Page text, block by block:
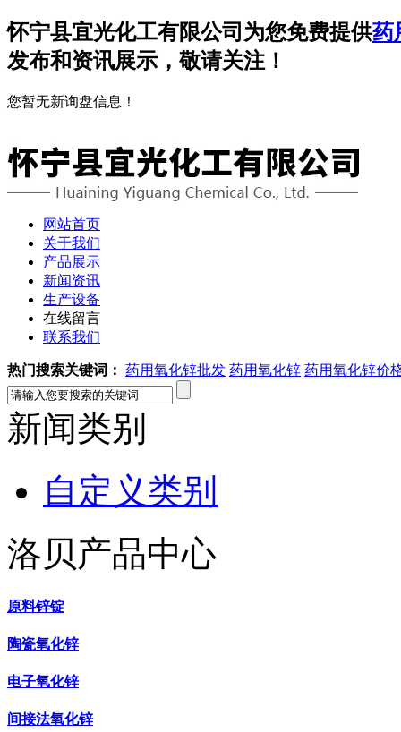
怀宁县宜光化工有限公司为您免费提供药
发布和资讯展示，敬请关注！
您暂无新询盘信息！
网站首页
关于我们
产品展示
新闻资讯
生产设备
在线留言
联系我们
热门搜索关键词： 药用氧化锌批发 药用氧化锌 药用氧化锌价
新闻类别
自定义类别
洛贝产品中心
原料锌锭
陶瓷氧化锌
电子氧化锌
间接法氧化锌